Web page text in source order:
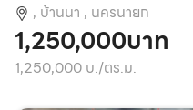
, บ้านนา , นครนายก
1,250,000บาท
1,250,000 บ./ตร.ม.